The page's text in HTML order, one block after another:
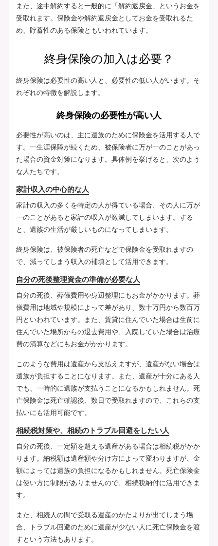
また、途中解約すると一般的に「解約返戻金」というお金を
受取れます。保険金や解約返戻金としてお金を受取れるた
め、貯蓄性のある保険ともいわれています。
終身保険の加入は必要？
終身保険は必要性の高い人と、必要性の低い人がいます。そ
れぞれの特徴を解説します。
終身保険の必要性が高い人
必要性が高いのは、主に遺族のために保険金を活用する人で
す。一生涯保障が続くため、被保険者に万が一のことがあっ
た場合の資金対策になります。具体例を挙げると、次のよう
な人たちです。
家計収入の中心的な人
家計の収入の多くを特定の人が得ている場合、その人に万が
一のことがあると家計の収入が激減してしまいます。する
と、遺族の生活が厳しいものになってしまいます。
終身保険は、被保険者の死亡などで保険金を受取れますの
で、減ってしまう収入の補填として活用できます。
自分の死後整理資金の準備が必要な人
自分の死後、葬儀費用や身辺整理にもお金がかかります。葬
儀費用は地域や規模によって差があり、数十万円から数百万
円といわれています。また、賃貸に住んでいた場合は生前に
住んでいた場所からの退去費用や、入院していた場合は治療
費の清算などにもお金がかかります。
このような費用は遺産から支払えますが、遺産がない場合は
遺族が負担することになります。また、遺産が十分にある人
でも、一時的に遺族が支払うことになるかもしれません。死
亡保険金は死亡確認後、数日で受取れますので、これらの支
払いにも活用可能です。
相続税対策や、相続のトラブル回避をしたい人
自分の死後、一定額を超える遺産がある場合は相続税がかか
ります。納税額は遺産額や分け方によって変わりますが、金
額によっては遺族の負担になるかもしれません。死亡保険金
は使い方に制限がありませんので、相続税納付に活用できま
す。
また、相続人の間で受取る遺産のかたよりが出てしまう場
合、トラブル回避のために遺産が少ない人に死亡保険金を渡
すという方法もあります。